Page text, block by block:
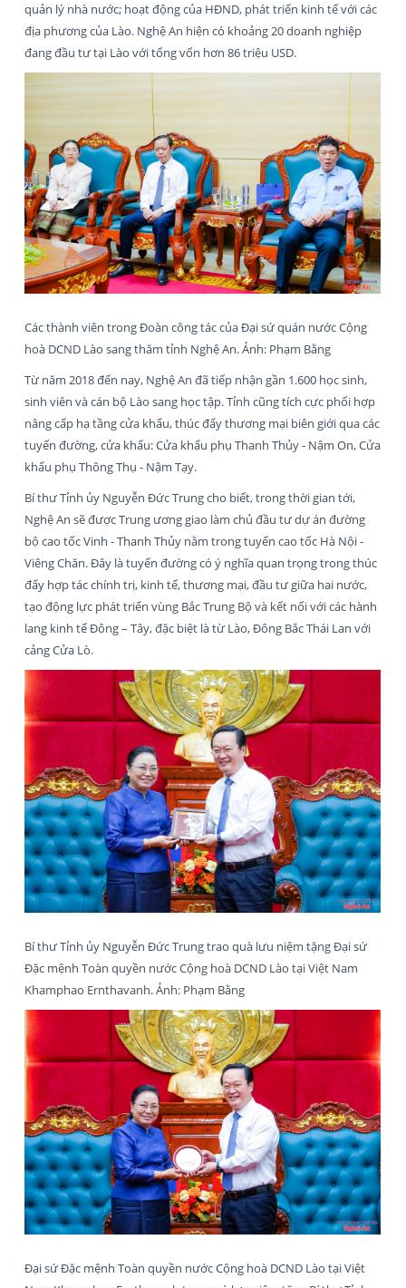
quản lý nhà nước; hoạt động của HĐND, phát triển kinh tế với các
địa phương của Lào. Nghệ An hiện có khoảng 20 doanh nghiệp
đang đầu tư tại Lào với tổng vốn hơn 86 triệu USD.
Các thành viên trong Đoàn công tác của Đại sứ quán nước Cộng
hoà DCND Lào sang thăm tỉnh Nghệ An. Ảnh: Phạm Bằng
Từ năm 2018 đến nay, Nghệ An đã tiếp nhận gần 1.600 học sinh,
sinh viên và cán bộ Lào sang học tập. Tỉnh cũng tích cực phối hợp
nâng cấp hạ tầng cửa khẩu, thúc đẩy thương mại biên giới qua các
tuyến đường, cửa khẩu: Cửa khẩu phụ Thanh Thủy - Nậm On, Cửa
khẩu phụ Thông Thụ - Nậm Tạy.
Bí thư Tỉnh ủy Nguyễn Đức Trung cho biết, trong thời gian tới,
Nghệ An sẽ được Trung ương giao làm chủ đầu tư dự án đường
bộ cao tốc Vinh - Thanh Thủy nằm trong tuyến cao tốc Hà Nội -
Viêng Chăn. Đây là tuyến đường có ý nghĩa quan trọng trong thúc
đẩy hợp tác chính trị, kinh tế, thương mại, đầu tư giữa hai nước,
tạo động lực phát triển vùng Bắc Trung Bộ và kết nối với các hành
lang kinh tế Đông – Tây, đặc biệt là từ Lào, Đông Bắc Thái Lan với
cảng Cửa Lò.
Bí thư Tỉnh ủy Nguyễn Đức Trung trao quà lưu niệm tặng Đại sứ
Đặc mệnh Toàn quyền nước Cộng hoà DCND Lào tại Việt Nam
Khamphao Ernthavanh. Ảnh: Phạm Bằng
Đại sứ Đặc mệnh Toàn quyền nước Cộng hoà DCND Lào tại Việt